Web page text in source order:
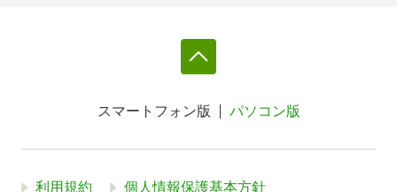
スマートフォン版 パソコン版
利用規約 個人情報保護基本方針